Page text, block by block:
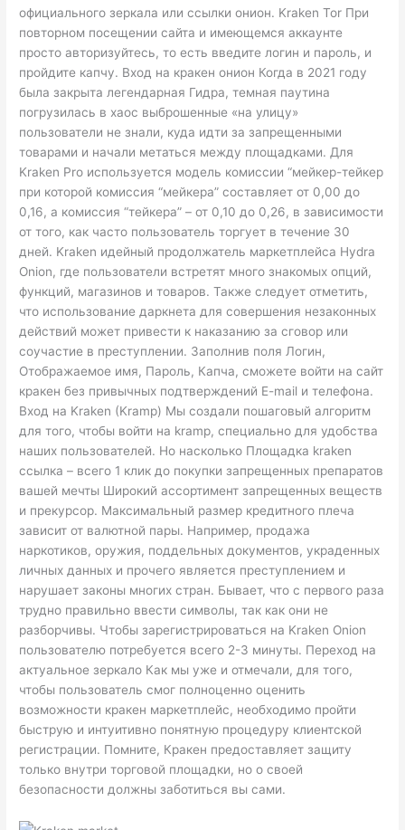
официального зеркала или ссылки онион. Kraken Tor При
повторном посещении сайта и имеющемся аккаунте
просто авторизуйтесь, то есть введите логин и пароль, и
пройдите капчу. Вход на кракен онион Когда в 2021 году
была закрыта легендарная Гидра, темная паутина
погрузилась в хаос выброшенные «на улицу»
пользователи не знали, куда идти за запрещенными
товарами и начали метаться между площадками. Для
Kraken Pro используется модель комиссии “мейкер-тейкер
при которой комиссия “мейкера” составляет от 0,00 до
0,16, а комиссия “тейкера” – от 0,10 до 0,26, в зависимости
от того, как часто пользователь торгует в течение 30
дней. Kraken идейный продолжатель маркетплейса Hydra
Onion, где пользователи встретят много знакомых опций,
функций, магазинов и товаров. Также следует отметить,
что использование даркнета для совершения незаконных
действий может привести к наказанию за сговор или
соучастие в преступлении. Заполнив поля Логин,
Отображаемое имя, Пароль, Капча, сможете войти на сайт
кракен без привычных подтверждений E-mail и телефона.
Вход на Kraken (Kramp) Мы создали пошаговый алгоритм
для того, чтобы войти на kramp, специально для удобства
наших пользователей. Но насколько Площадка kraken
ссылка – всего 1 клик до покупки запрещенных препаратов
вашей мечты Широкий ассортимент запрещенных веществ
и прекурсор. Максимальный размер кредитного плеча
зависит от валютной пары. Например, продажа
наркотиков, оружия, поддельных документов, украденных
личных данных и прочего является преступлением и
нарушает законы многих стран. Бывает, что с первого раза
трудно правильно ввести символы, так как они не
разборчивы. Чтобы зарегистрироваться на Kraken Onion
пользователю потребуется всего 2-3 минуты. Переход на
актуальное зеркало Как мы уже и отмечали, для того,
чтобы пользователь смог полноценно оценить
возможности кракен маркетплейс, необходимо пройти
быструю и интуитивно понятную процедуру клиентской
регистрации. Помните, Кракен предоставляет защиту
только внутри торговой площадки, но о своей
безопасности должны заботиться вы сами.